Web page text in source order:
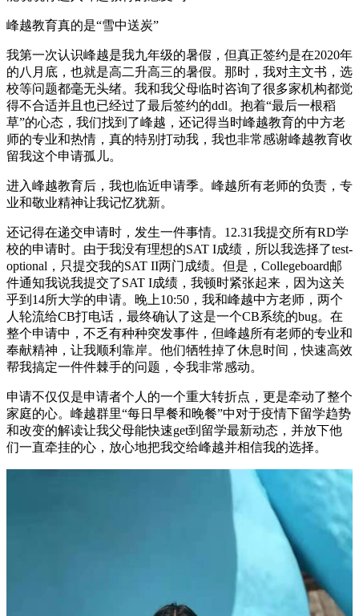
峰越教育真的是“雪中送炭”
我第一次认识峰越是我九年级的暑假，但真正签约是在2020年
的八月底，也就是高二升高三的暑假。那时，我对主文书，选
校等问题都毫无头绪。我和我父母临时咨询了很多家机构都觉
得不合适并且也已经过了最后签约的ddl。抱着“最后一根稻
草”的心态，我们找到了峰越，还记得当时峰越教育的中方老
师的专业和热情，真的特别打动我，我也非常感谢峰越教育收
留我这个申请孤儿。
进入峰越教育后，我也临近申请季。峰越所有老师的负责，专
业和敬业精神让我记忆犹新。
还记得在递交申请时，发生一件事情。12.31我提交所有RD学
校的申请时。由于我没有理想的SAT I成绩，所以我选择了test-
optional，只提交我的SAT II两门成绩。但是，Collegeboard邮
件通知我说我提交了SAT I成绩，我顿时紧张起来，因为这关
乎到14所大学的申请。晚上10:50，我和峰越中方老师，两个
人轮流给CB打电话，最终确认了这是一个CB系统的bug。在
整个申请中，不乏有种种突发事件，但峰越所有老师的专业和
奉献精神，让我顺利靠岸。他们牺牲掉了休息时间，快速高效
帮我搞定一件件棘手的问题，令我非常感动。
申请不仅仅是申请者个人的一个重大转折点，更是牵动了整个
家庭的心。峰越群里“每日早餐和晚餐”中对于疫情下留学趋势
和改变的解读让我父母能快速get到留学最新动态，并放下他
们一直牵挂的心，放心地把我交给峰越并相信我的选择。